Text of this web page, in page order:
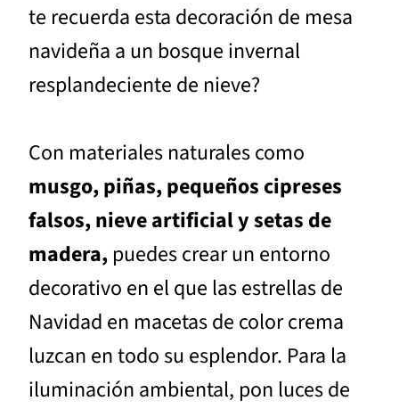
te recuerda esta decoración de mesa
navideña a un bosque invernal
resplandeciente de nieve?
Con materiales naturales como
musgo, piñas, pequeños cipreses
falsos, nieve artificial y setas de
madera, puedes crear un entorno
decorativo en el que las estrellas de
Navidad en macetas de color crema
luzcan en todo su esplendor. Para la
iluminación ambiental, pon luces de